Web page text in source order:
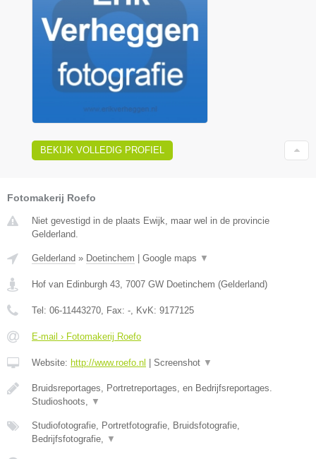
BEKIJK VOLLEDIG PROFIEL
Fotomakerij Roefo
Niet gevestigd in de plaats Ewijk, maar wel in de provincie
Gelderland.
Gelderland » Doetinchem Google maps ▼
Hof van Edinburgh 43 7007 GW Doetinchem (Gelderland)
Tel: 06-11443270 , Fax: - , KvK: 9177125
E-mail › Fotomakerij Roefo
Website: http://www.roefo.nl Screenshot ▼
Bruidsreportages, Portretreportages, en Bedrijfsreportages.
Studioshoots,
▼
Studiofotografie, Portretfotografie, Bruidsfotografie,
Bedrijfsfotografie,
▼